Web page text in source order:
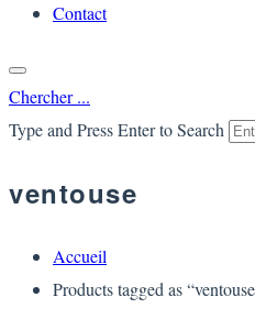
Contact
Chercher ...
Type and Press Enter to Search
ventouse
Accueil
Products tagged as